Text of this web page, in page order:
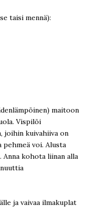
taisi mennä):
maitoon
Vispilöi
joihin kuivahiiva on
voi. Alusta
Anna kohota liinan alla
ja vaivaa ilmakuplat